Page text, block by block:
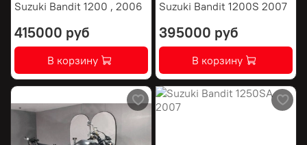
Suzuki Bandit 1200 , 2006
415000 руб
В корзину
Suzuki Bandit 1200S 2007
395000 руб
В корзину